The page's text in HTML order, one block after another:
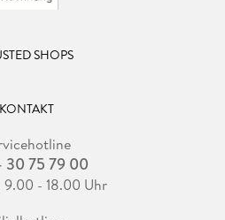
SHOPS
KONTAKT
30 75 79 00
9.00 - 18.00 Uhr